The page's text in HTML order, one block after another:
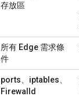
存放區
所有 Edge 需求條
件
ports、iptables、
Firewalld